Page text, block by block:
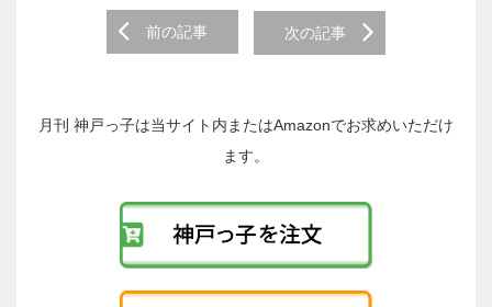
稿
前の記事 次の記事
月刊 神戸っ子は当サイト内またはAmazonでお求めいただけ
ます。